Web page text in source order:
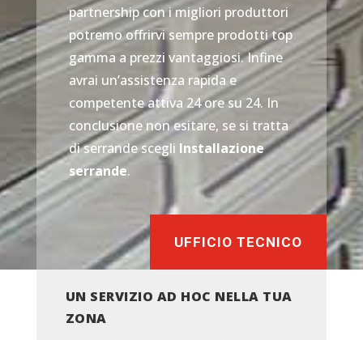
partnership con i migliori produttori
potremo offrirvi sempre prodotti top
gamma a prezzi vantaggiosi. Infine
avrai un’assistenza rapida e
competente attiva 24 ore su 24. In
conclusione non esitare, se si tratta
di serrande scegli Installazione
serrande.
UFFICIO TECNICO
UN SERVIZIO AD HOC NELLA TUA
ZONA